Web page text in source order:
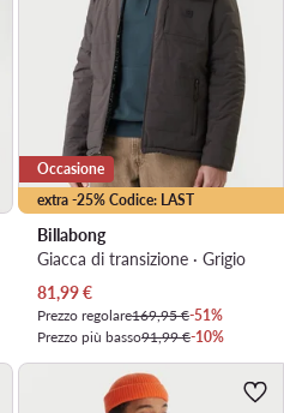
extra -25% Codice: LAST
Occasione
Billabong
Giacca di transizione · Grigio
Prezzo attuale
81,99€
Prezzo regolare169,95 €-51%
Prezzo più basso91,99 €-10%